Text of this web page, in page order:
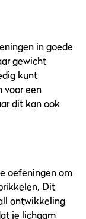
in goede
gewicht
kunt
voor een
dit kan ook
oefeningen om
Dit
ontwikkeling
je lichaam